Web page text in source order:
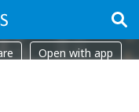
Open with app